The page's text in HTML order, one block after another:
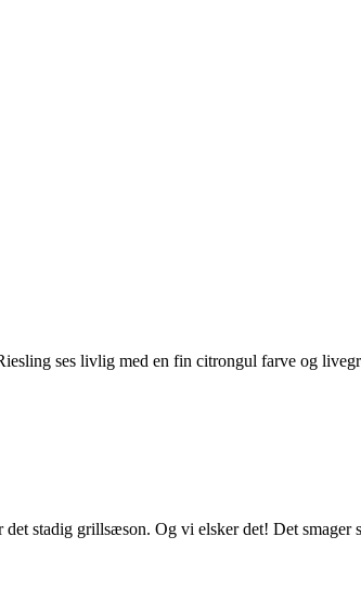
ses livlig med en fin citrongul farve og
stadig grillsæson. Og vi elsker det! Det